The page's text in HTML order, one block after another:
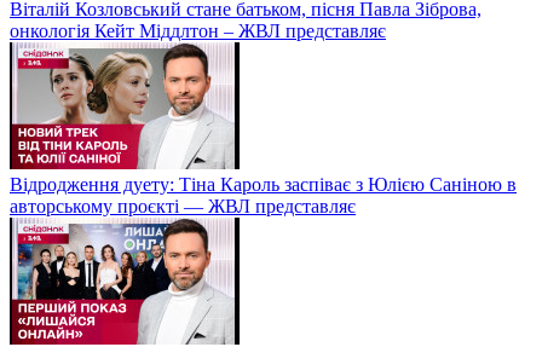
Віталій Козловський стане батьком, пісня Павла Зіброва,
онкологія Кейт Міддлтон – ЖВЛ представляє
Відродження дуету: Тіна Кароль заспіває з Юлією Саніною в
авторському проєкті — ЖВЛ представляє